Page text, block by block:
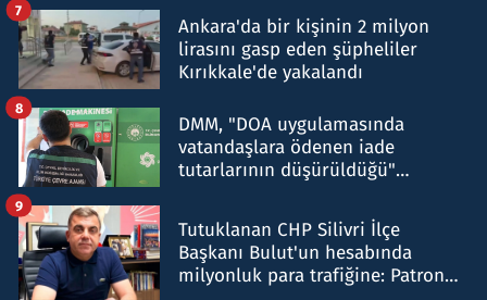
Ankara'da bir kişinin 2 milyon
lirasını gasp eden şüpheliler
Kırıkkale'de yakalandı
7
DMM, "DOA uygulamasında
vatandaşlara ödenen iade
tutarlarının düşürüldüğü"
8
Tutuklanan CHP Silivri İlçe
Başkanı Bulut'un hesabında
milyonluk para trafiğine: Patron
9